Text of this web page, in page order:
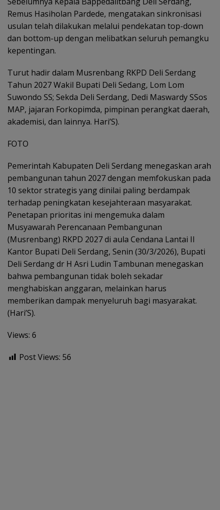
Remus Hasiholan Pardede, mengatakan sinkronisasi
usulan telah dilakukan melalui pendekatan top-down
dan bottom-up dengan melibatkan seluruh pemangku
kepentingan.
Turut hadir dalam Musrenbang RKPD Deli Serdang
Tahun 2027 Wakil Bupati Deli Sedang, Lom Lom
Suwondo SS; Sekda Deli Serdang, Dedi Maswardy SSos
MAP, jajaran Forkopimda, pimpinan perangkat daerah,
akademisi, dan lainnya. Hari’S).
FOTO
Pemerintah Kabupaten Deli Serdang menegaskan arah
pembangunan tahun 2027 dengan memfokuskan pada
10 sektor strategis yang dinilai paling berdampak
terhadap peningkatan kesejahteraan masyarakat.
Penetapan prioritas ini mengemuka dalam
Musyawarah Perencanaan Pembangunan
(Musrenbang) RKPD 2027 di aula Cendana Lantai II
Kantor Bupati Deli Serdang, Senin (30/3/2026), Bupati
Deli Serdang dr H Asri Ludin Tambunan menegaskan
bahwa pembangunan tidak boleh sekadar
menghabiskan anggaran, melainkan harus
memberikan dampak menyeluruh bagi masyarakat.
(Hari’S).
Views: 6
Post Views: 56